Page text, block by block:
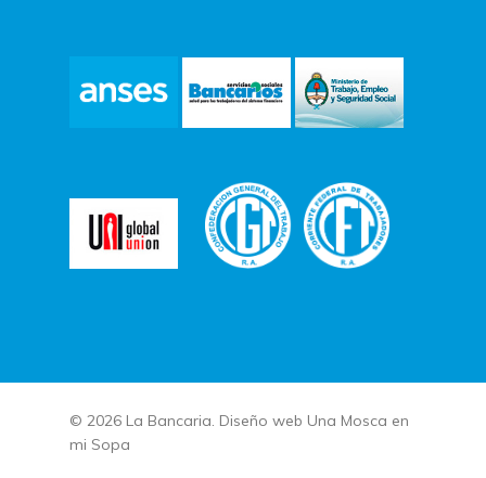
© 2026 La Bancaria. Diseño web Una Mosca en
mi Sopa